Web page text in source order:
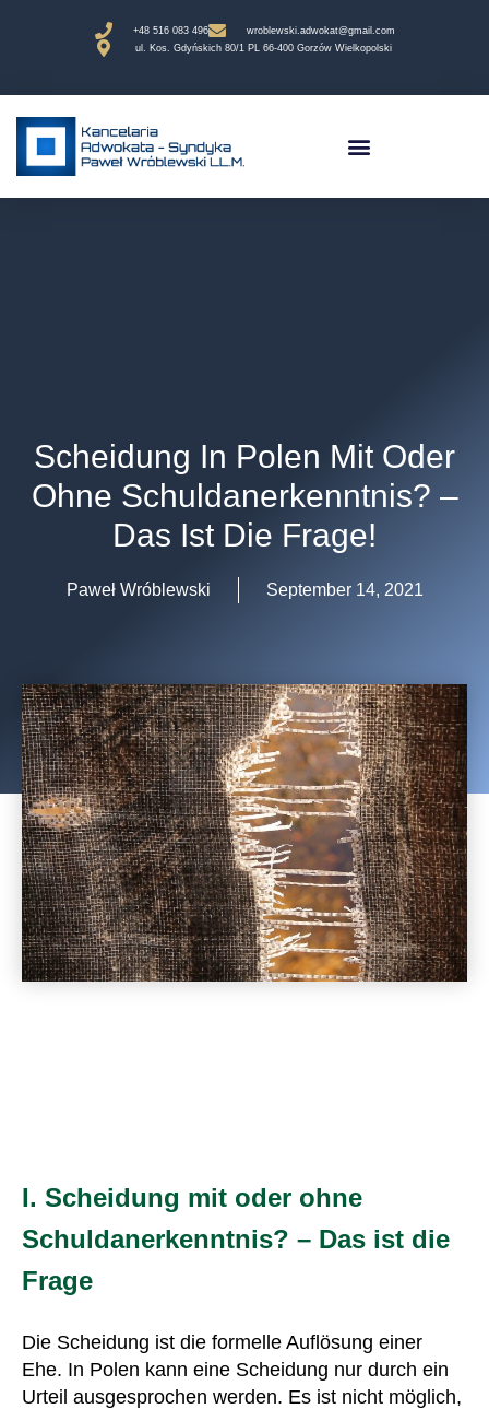
+48 516 083 496
wroblewski.adwokat@gmail.com
ul. Kos. Gdyńskich 80/1 PL 66-400 Gorzów Wielkopolski
Scheidung In Polen Mit Oder
Ohne Schuldanerkenntnis? –
Das Ist Die Frage!
Paweł Wróblewski September 14, 2021
I. Scheidung mit oder ohne
Schuldanerkenntnis? – Das ist die
Frage
Die Scheidung ist die formelle Auflösung einer
Ehe. In Polen kann eine Scheidung nur durch ein
Urteil ausgesprochen werden. Es ist nicht möglich,